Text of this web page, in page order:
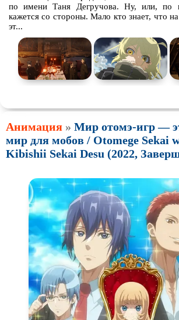
Про рыцарей Про
Про собак
Про супергероев Про танки
Про танцы Про
Про хоккей ифигурное
Про
Про Юристов и Адвокатов Псевдо
Режиссёрская версия Роуд-муви
Слэшер Стимпанк
Сцены собнажённой натурой Турецкий
Чёрная комедия
В ожидании TeleSynch
CAMRip
по имени Таня Дегручова. Ну, или, по
кажется со стороны. Мало кто знает, что
эт...
Анимация » Мир отомэ-игр —
мир для мобов / Otomege Sekai
Kibishii Sekai Desu (2022,